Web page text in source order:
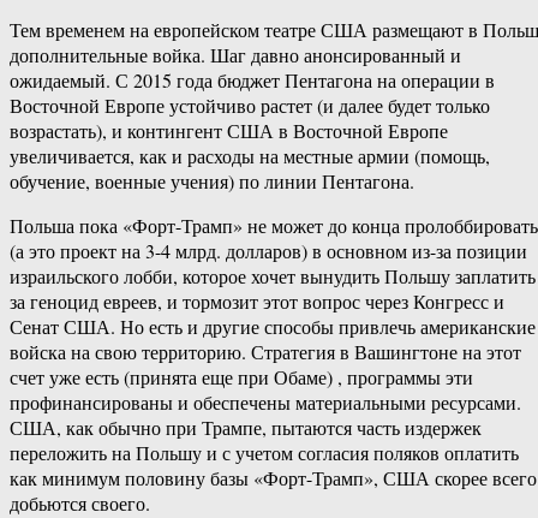
Тем временем на европейском театре США размещают в
дополнительные войка. Шаг давно анонсированный и
ожидаемый. С 2015 года бюджет Пентагона на операции в
Восточной Европе устойчиво растет (и далее будет только
возрастать), и контингент США в Восточной Европе
увеличивается, как и расходы на местные армии (помощь,
обучение, военные учения) по линии Пентагона.
Польша пока «Форт-Трамп» не может до конца пролоббировать
(а это проект на 3-4 млрд. долларов) в основном из-за позиции
израильского лобби, которое хочет вынудить Польшу заплатить
за геноцид евреев, и тормозит этот вопрос через Конгресс и
Сенат США. Но есть и другие способы привлечь американские
войска на свою территорию. Стратегия в Вашингтоне на этот
счет уже есть (принята еще при Обаме) , программы эти
профинансированы и обеспечены материальными ресурсами.
США, как обычно при Трампе, пытаются часть издержек
переложить на Польшу и с учетом согласия поляков оплатить
как минимум половину базы «Форт-Трамп», США скорее всего
добьются своего.